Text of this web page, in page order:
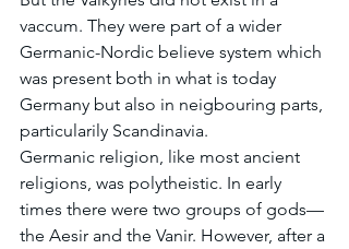
vaccum. They were part of a wider
Germanic-Nordic believe system which
was present both in what is today
Germany but also in neigbouring parts,
particularily Scandinavia.
Germanic religion, like most ancient
religions, was polytheistic. In early
times there were two groups of gods—
the Aesir and the Vanir. However, after a